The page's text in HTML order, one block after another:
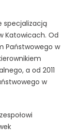
specjalizacją
Katowicach. Od
Państwowego w
a od 2011
w